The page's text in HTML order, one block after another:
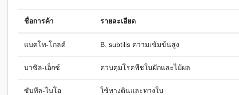
ชื่อการค้า รายละเอียด
แบคโท-โกลด์ B. subtilis ความเข้มข้นสูง
บาซิล-เอ็กซ์ ควบคุมโรคพืชในผักและไม้ผล
ซับทีล-ไบโอ ใช้ทางดินและทางใบ